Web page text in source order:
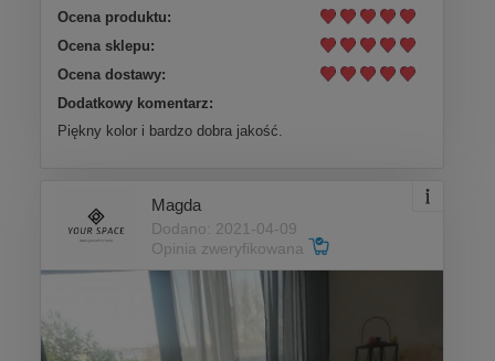
Ocena produktu:
Ocena sklepu:
Ocena dostawy:
Dodatkowy komentarz:
Piękny kolor i bardzo dobra jakość.
Magda
Dodano: 2021-04-09
Opinia zweryfikowana